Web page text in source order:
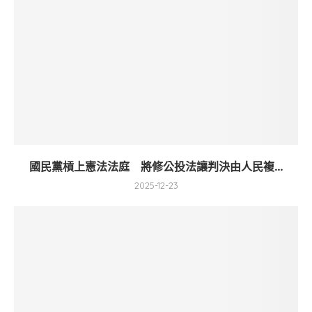
國民黨槓上憲法法庭 將修公投法讓判決由人民複...
2025-12-23